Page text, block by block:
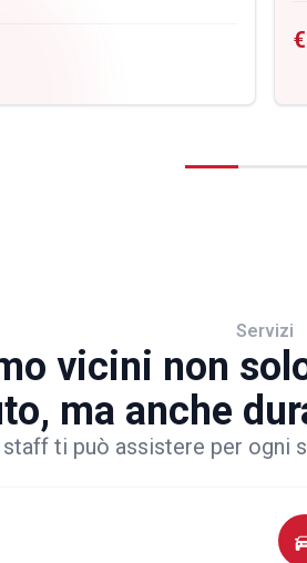
Servizi
vicini non
ma anche
ti può assistere per ogni